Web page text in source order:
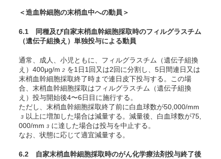
＜造血幹細胞の末梢血中への動員＞
6.1 同種及び自家末梢血幹細胞採取時のフィルグラスチム
（遺伝子組換え）単独投与による動員
通常、成人、小児ともに、フィルグラスチム（遺伝子組換
え）400μg/m 2 を1日1回又は2回に分割し、5日間連日又は
末梢血幹細胞採取終了時まで連日皮下投与する。この場
合、末梢血幹細胞採取はフィルグラスチム（遺伝子組換
え）投与開始後4〜6日目に施行する。
ただし、末梢血幹細胞採取終了前に白血球数が50,000/mm
3 以上に増加した場合は減量する。減量後、白血球数が75,
000/mm 3 に達した場合は投与を中止する。
なお、状態に応じて適宜減量する。
6.2 自家末梢血幹細胞採取時のがん化学療法剤投与終了後